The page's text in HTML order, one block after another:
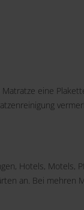
eine
Hotels, Motels,
an. Bei mehren